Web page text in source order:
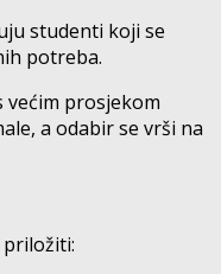
studenti koji se
potreba.
većim prosjekom
a odabir se vrši na
priložiti: